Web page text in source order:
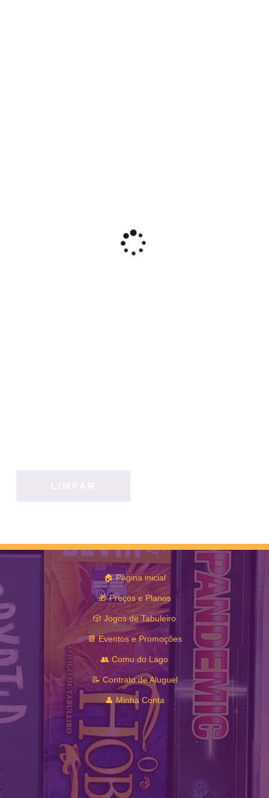
🏠 Página inicial
🎁 Preços e Planos
🎲 Jogos de Tabuleiro
📆 Eventos e Promoções
👥 Comu do Lago
📝 Contrato de Aluguel
👤 Minha Conta